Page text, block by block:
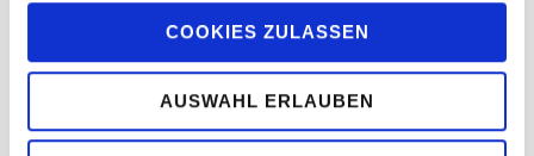
COOKIES ZULASSEN
AUSWAHL ERLAUBEN
Kinderkardiologie